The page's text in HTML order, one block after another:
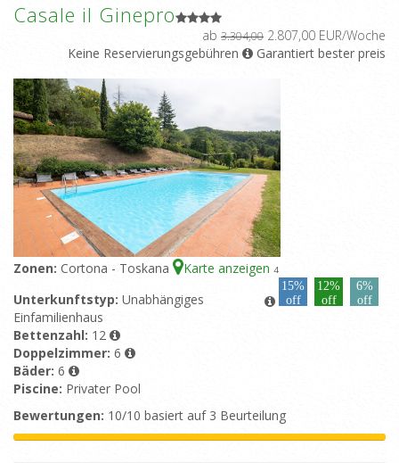
Casale il Ginepro
ab 3.304,00 2.807,00 EUR/Woche
Keine Reservierungsgebühren
Garantiert bester preis
Zonen: Cortona - Toskana Karte anzeigen 4
15%
off
12%
off
6%
off
Unterkunftstyp: Unabhängiges
Einfamilienhaus
Bettenzahl: 12
Doppelzimmer: 6
Bäder: 6
Piscine: Privater Pool
Bewertungen: 10/10 basiert auf 3 Beurteilung